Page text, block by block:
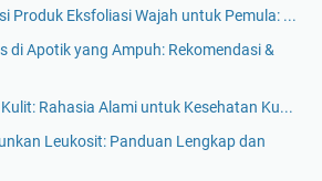
Produk Eksfoliasi Wajah untuk Pemula: ...
di Apotik yang Ampuh: Rekomendasi &
Rahasia Alami untuk Kesehatan Ku...
Leukosit: Panduan Lengkap dan